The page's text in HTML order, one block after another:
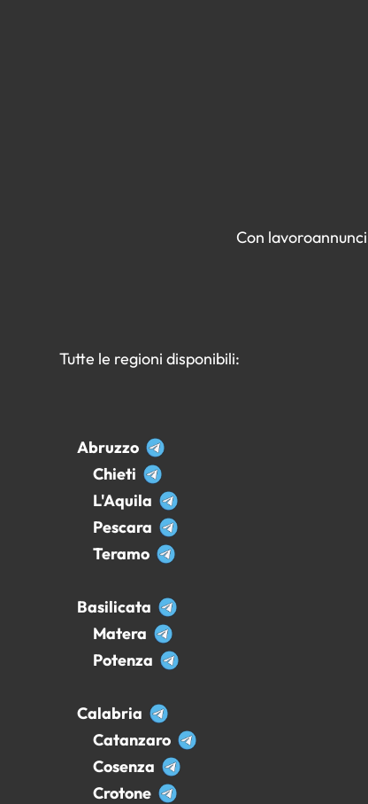
Con
Tutte le regioni disponibili:
Abruzzo
Chieti
L'Aquila
Pescara
Teramo
Basilicata
Matera
Potenza
Calabria
Catanzaro
Cosenza
Crotone